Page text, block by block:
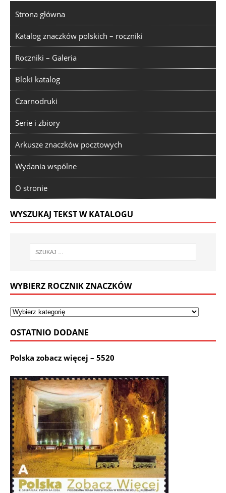
Strona główna
Katalog znaczków polskich – roczniki
Roczniki – Galeria
Bloki katalog
Czarnodruki
Serie i zbiory
Arkusze znaczków pocztowych
Wydania wspólne
O stronie
WYSZUKAJ TEKST W KATALOGU
WYBIERZ ROCZNIK ZNACZKÓW
OSTATNIO DODANE
Polska zobacz więcej – 5520